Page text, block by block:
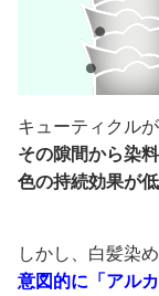
キューティクル
その隙間から染
色の持続効果が
しかし、白髪染
意図的に「アル